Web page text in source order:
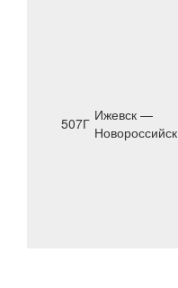
507Г Ижевск —
Новороссийск